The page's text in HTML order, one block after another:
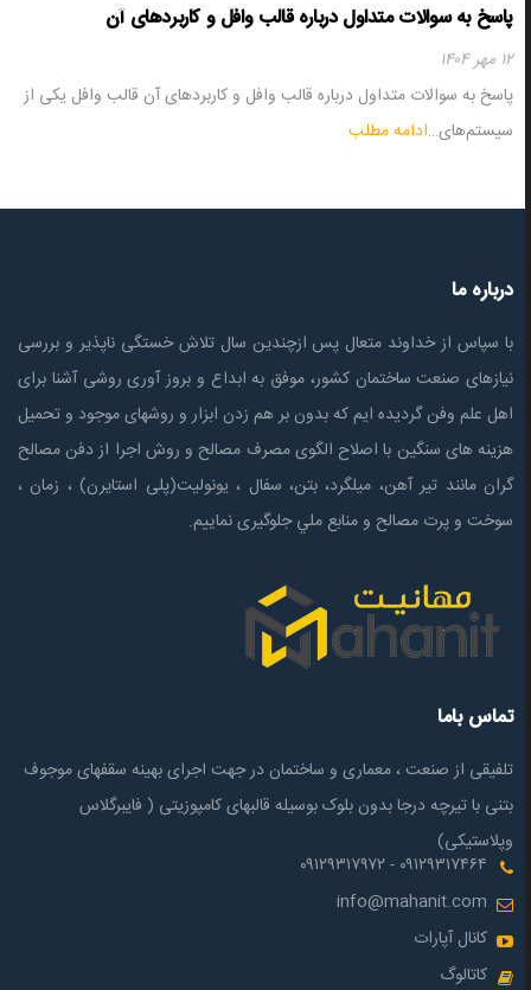
پاسخ به سوالات متداول درباره قالب وافل و کاربردهای آن
۱۲ مهر ۱۴۰۴
پاسخ به سوالات متداول درباره قالب وافل و کاربردهای آن قالب وافل یکی از
سیستم‌های…ادامه مطلب
درباره ما
با سپاس از خداوند متعال پس ازچندين سال تلاش خستگی ناپذير و بررسی
نیازهای صنعت ساختمان كشور، موفق به ابداع و بروز آوری روشی آشنا برای
اهل علم وفن گردیده ایم که بدون بر هم زدن ابزار و روشهای موجود و تحمیل
هزینه های سنگین با اصلاح الگوی مصرف مصالح و روش اجرا از دفن مصالح
گران مانند تیر آهن، میلگرد، بتن، سفال ، یونولیت(پلی استايرن) ، زمان ،
سوخت و پرت مصالح و منابع ملي جلوگیری نماییم.
تماس باما
تلفیقی از صنعت ، معماری و ساختمان در جهت اجرای بهینه سقفهای موجوف
بتنی با تیرچه درجا بدون بلوک بوسیله قالبهای کامپوزیتی ( فایبرگلاس
وپلاستیکی)
۰۹۱۲۹۳۱۷۴۶۴ - ۰۹۱۲۹۳۱۷۹۷۲
info@mahanit.com
کانال آپارات
کاتالوگ